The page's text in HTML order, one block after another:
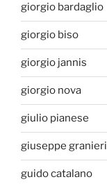
giorgio bardaglio
giorgio biso
giorgio jannis
giorgio nova
giulio pianese
giuseppe granieri
guido catalano